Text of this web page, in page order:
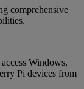
comprehensive
Windows,
Pi devices from